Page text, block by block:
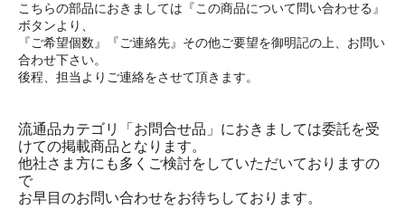
こちらの部品におきましては『この商品について問い合わせる』
ボタンより、
『ご希望個数』『ご連絡先』その他ご要望を御明記の上、お問い
合わせ下さい。
後程、担当よりご連絡をさせて頂きます。
流通品カテゴリ「お問合せ品」におきましては委託を受
けての掲載商品となります。
他社さま方にも多くご検討をしていただいておりますの
で
お早目のお問い合わせをお待ちしております。